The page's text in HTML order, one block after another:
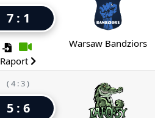
7 : 1
Raport
Warsaw Bandziors
( 4 : 3 )
5 : 6